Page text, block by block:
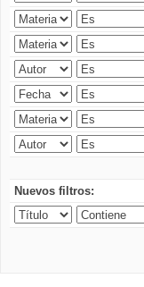
Nuevos filtros: